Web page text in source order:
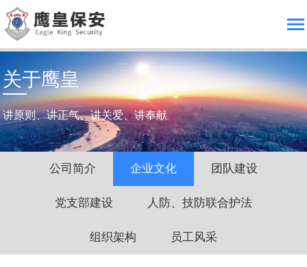
关于鹰皇
讲原则、讲正气、讲关爱、讲奉献
公司简介 企业文化 团队建设
党支部建设 人防、技防联合护法
组织架构 员工风采